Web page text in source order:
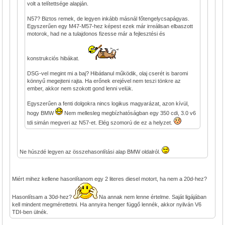
volt a telítettsége alapján.
N57? Biztos remek, de legyen inkább másnál főtengelycsapágyas.
Egyszerűen egy M47-M57-hez képest ezek már irreálisan elbaszott
motorok, had ne a tulajdonos fizesse már a fejlesztési és
konstrukciós hibákat.
DSG-vel megint mi a baj? Hibátlanul működik, olaj cserét is baromi
könnyű megejteni rajta. Ha erőnek erejével nem teszi tönkre az
ember, akkor nem szokott gond lenni velük.
Egyszerűen a fenti dolgokra nincs logikus magyarázat, azon kívül,
hogy BMW
Nem mellesleg megbízhatóságban egy 350 cdi, 3.0 v6
tdi simán megveri az N57-et. Elég szomorú de ez a helyzet.
Ne húszdé legyen az összehasonlítási alap BMW oldalról.
Miért mihez kellene hasonlítanom egy 2 literes diesel motort, ha nem a 20d-hez?
Hasonlítsam a 30d-hez?
Na annak nem lenne értelme. Saját ligájában
kell mindent megmérettetni. Ha annyira henger függő lennék, akkor nyilván V6
TDI-ben ülnék.